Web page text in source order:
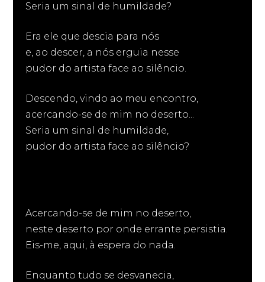
Seria um sinal de humildade?
Era ele que descia para nós
e, ao descer, a nós erguia nesse
pudor do artista face ao silêncio.
Descendo, vindo ao meu encontro,
acercando-se de mim no deserto...
Seria um sinal de humildade,
pudor do artista face ao silêncio?
Acercando-se de mim no deserto,
neste deserto por onde errante persistia.
Eis-me, aqui, à espera do nada.
Enquanto tudo se desvanecia,